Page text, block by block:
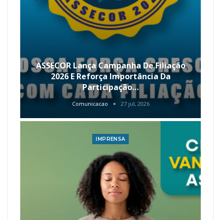
ASSECOR Lança Campanha De Filiação
2026 E Reforça Importância Da
Participação…
Comunicacao 27 jul, 2026
IMPRENSA